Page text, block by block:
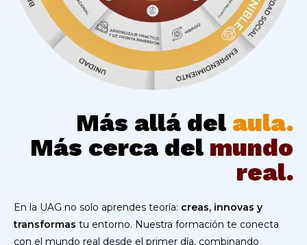
Más allá del aula.
Más cerca del mundo
real.
En la UAG no solo aprendes teoría: creas, innovas y
transformas tu entorno. Nuestra formación te conecta
con el mundo real desde el primer día, combinando